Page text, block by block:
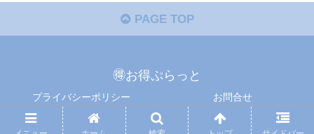
PAGE TOP
🉐お得ぷらっと
プライバシーポリシー お問合せ
Copyright © 懸賞ぷらっと All Rights Reserved.